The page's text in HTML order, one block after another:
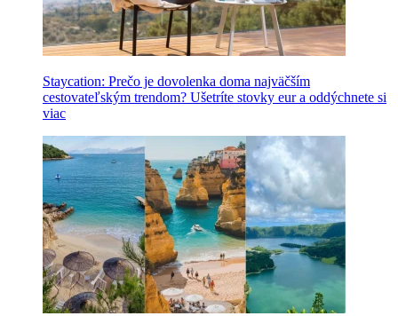
Staycation: Prečo je dovolenka doma najväčším
cestovateľským trendom? Ušetríte stovky eur a oddýchnete si
viac